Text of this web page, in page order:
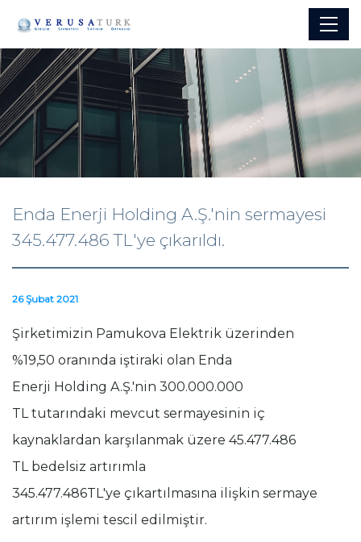
Enda Enerji Holding A.Ş.'nin sermayesi
345.477.486 TL'ye çıkarıldı.
26 Şubat 2021
Şirketimizin Pamukova Elektrik üzerinden
%19,50 oranında iştiraki olan Enda
Enerji Holding A.Ş.'nin 300.000.000
TL tutarındaki mevcut sermayesinin iç
kaynaklardan karşılanmak üzere 45.477.486
TL bedelsiz artırımla
345.477.486TL'ye çıkartılmasına ilişkin sermaye
artırım işlemi tescil edilmiştir.